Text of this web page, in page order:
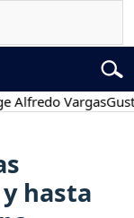
Vargas
hasta